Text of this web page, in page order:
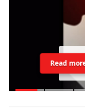
Read